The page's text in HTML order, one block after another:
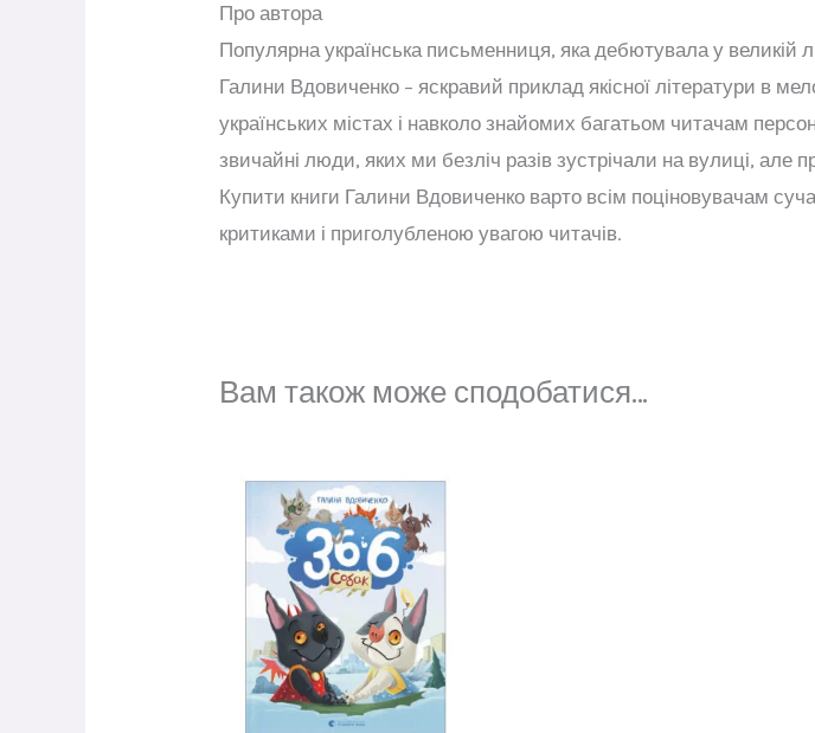
Про автора
Популярна українська письменниця, яка дебютувала у великій
Галини Вдовиченко – яскравий приклад якісної літератури в
українських містах і навколо знайомих багатьом читачам
звичайні люди, яких ми безліч разів зустрічали на вулиці, але
Купити книги Галини Вдовиченко варто всім поціновувачам
критиками і приголубленою увагою читачів.
Вам також може сподобатися…